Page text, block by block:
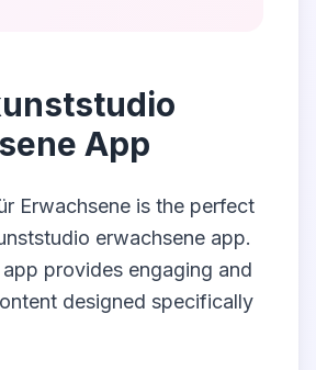
App
Erwachsene is the perfect
erwachsene app.
provides engaging and
designed specifically